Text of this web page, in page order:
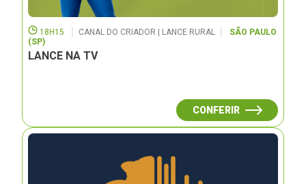
18H15 CANAL DO CRIADOR | LANCE RURAL
SÃO PAULO
(SP)
LANCE NA TV
CONFERIR